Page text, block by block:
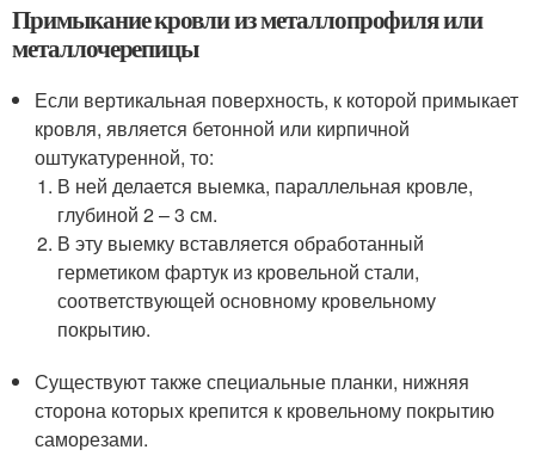
Примыкание кровли из металлопрофиля или
металлочерепицы
Если вертикальная поверхность, к которой примыкает
кровля, является бетонной или кирпичной
оштукатуренной, то:
В ней делается выемка, параллельная кровле,
глубиной 2 – 3 см.
В эту выемку вставляется обработанный
герметиком фартук из кровельной стали,
соответствующей основному кровельному
покрытию.
Существуют также специальные планки, нижняя
сторона которых крепится к кровельному покрытию
саморезами.